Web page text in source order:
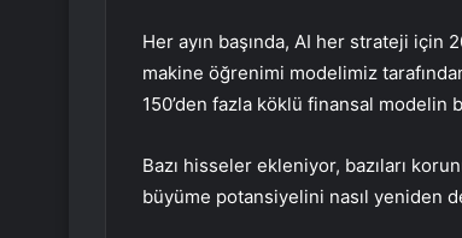
Her ayın başında, AI her strateji
makine öğrenimi modelimiz
150’den fazla köklü finansal modelin
Bazı hisseler ekleniyor, bazıları
büyüme potansiyelini nasıl yeniden